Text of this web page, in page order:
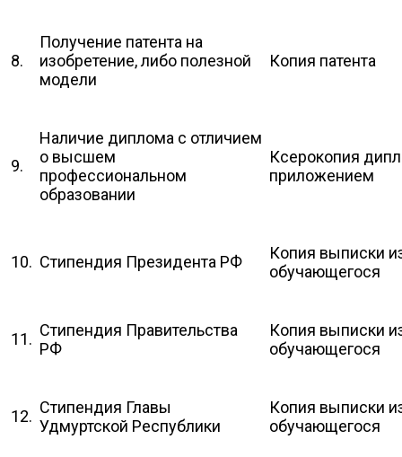
8.
Получение патента на
изобретение, либо полезной
модели
Копия патента
9.
Наличие диплома с отличием
о высшем
профессиональном
образовании
Ксерокопия
приложением
10. Стипендия Президента РФ
Копия выписки
обучающегося
11. Стипендия Правительства
РФ
Копия выписки
обучающегося
12. Стипендия Главы
Удмуртской Республики
Копия выписки
обучающегося